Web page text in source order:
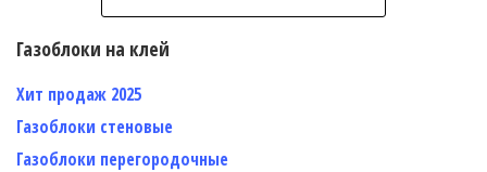
Газоблоки на клей
Хит продаж 2025
Газоблоки стеновые
Газоблоки перегородочные